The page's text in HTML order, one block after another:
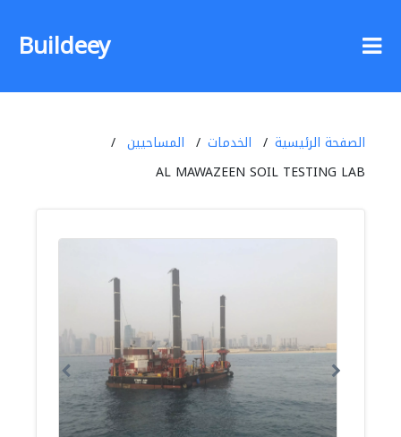
Buildeey
الصفحة الرئيسية الخدمات
المساحيين
AL MAWAZEEN SOIL TESTING LAB